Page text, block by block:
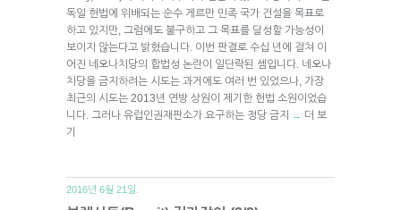
독일 헌법에 위배되는 순수 게르만 민족 국가 건설을 목표로
하고 있지만, 그럼에도 불구하고 그 목표를 달성할 가능성이
보이지 않는다고 밝혔습니다. 이번 판결로 수십 년에 걸쳐 이
어진 네오나치당의 합법성 논란이 일단락된 셈입니다. 네오나
치당을 금지하려는 시도는 과거에도 여러 번 있었으나, 가장
최근의 시도는 2013년 연방 상원이 제기한 헌법 소원이었습
니다. 그러나 유럽인권재판소가 요구하는 정당 금지
→ 더 보
기
2016년 6월 21일.